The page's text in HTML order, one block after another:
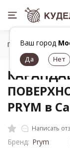
Ваш город
Главная
PRYM в
Написать
Бренд: Prym